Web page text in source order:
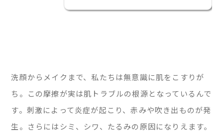
洗顔からメイクまで、私たちは無意識に肌をこすりが
ち。この摩擦が実は肌トラブルの根源となっているんで
す。刺激によって炎症が起こり、赤みや吹き出ものが発
生。さらにはシミ、シワ、たるみの原因になりえます。